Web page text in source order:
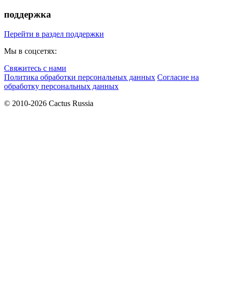
поддержка
Перейти в раздел поддержки
Мы в соцсетях:
Свяжитесь с нами
Политика обработки персональных данных Согласие на
обработку персональных данных
© 2010-2026 Cactus Russia